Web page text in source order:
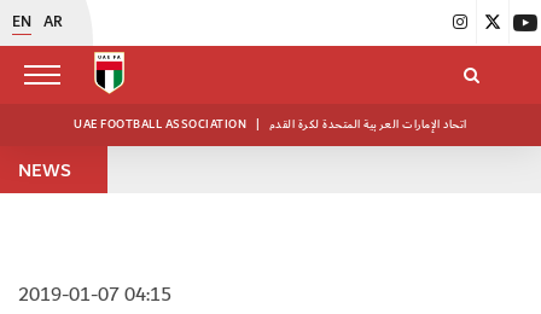
EN AR
UAE FOOTBALL ASSOCIATION | اتحاد الإمارات العربية المتحدة لكرة القدم
NEWS
2019-01-07 04:15